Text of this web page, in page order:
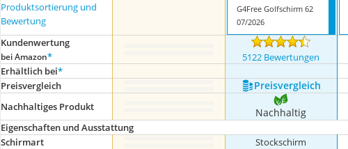
Produktsortierung und
Bewertung
G4Free Golfschirm 62
07/2026
Kundenwertung
bei Amazon* 5122 Bewertungen
Erhältlich bei*
Preis­vergleich
Preis­vergleich
Nachhaltiges Produkt Nachhaltig
Eigenschaften und Ausstattung
Schirmart
Stockschirm